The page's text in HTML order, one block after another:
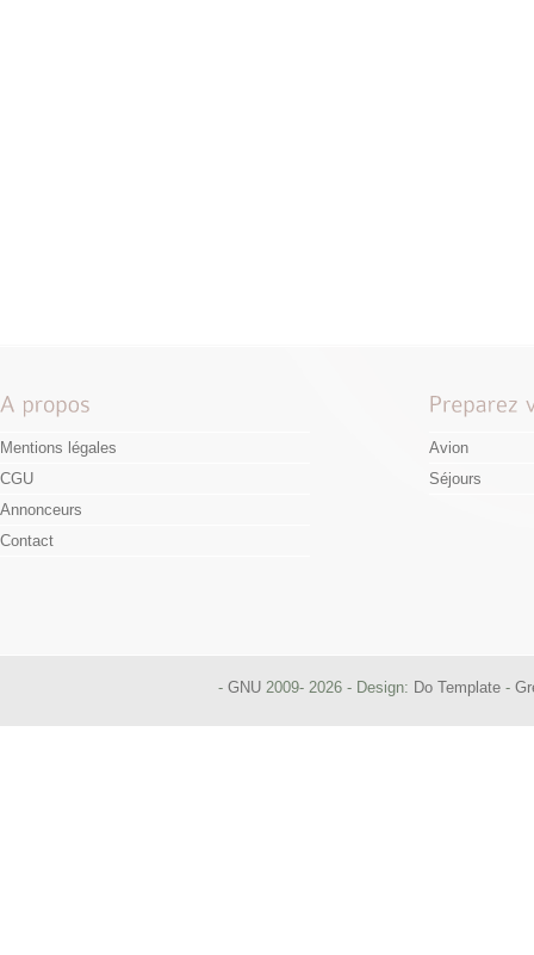
Mentions légales
CGU
Annonceurs
Contact
Avion
Séjours
- GNU 2009- 2026 - Design: Do Template -